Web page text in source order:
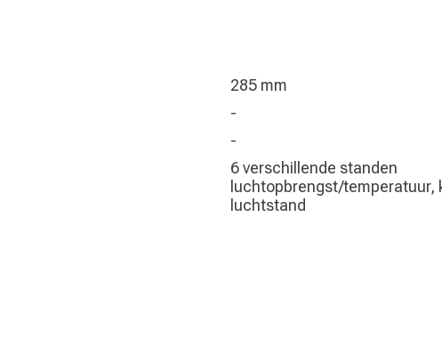
285 mm
-
-
6 verschillende standen
luchtopbrengst/temperatuur,
luchtstand